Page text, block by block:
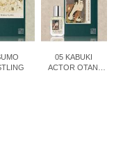
05 KABUKI
ACTOR OTANI